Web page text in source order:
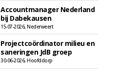
Accountmanager Nederland
bij Dabekausen
15-07-2026, Nederweert
Projectcoördinator milieu en
saneringen JdB groep
30-06-2026, Hoofddorp